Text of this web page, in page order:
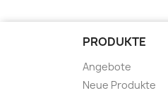
PRODUKTE
Angebote
Neue Produkte